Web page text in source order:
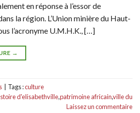
en réponse à l’essor de
la région. L’Union minière du Haut-
l’acronyme U.M.H.K., […]
→
Tags :culture
d'elisabethville,patrimoine africain,ville du
Laissez un commentaire